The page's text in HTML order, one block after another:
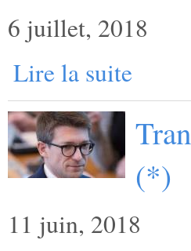
6 juillet, 2018
Lire la suite
(*)
11 juin, 2018